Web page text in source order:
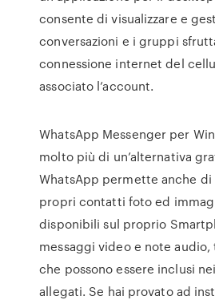
consente di visualizzare e
conversazioni e i gruppi
connessione internet del
associato l’account.
WhatsApp Messenger per
molto più di un’alternativa
WhatsApp permette anche
propri contatti foto ed
disponibili sul proprio
messaggi video e note
che possono essere inclusi
allegati. Se hai provato ad